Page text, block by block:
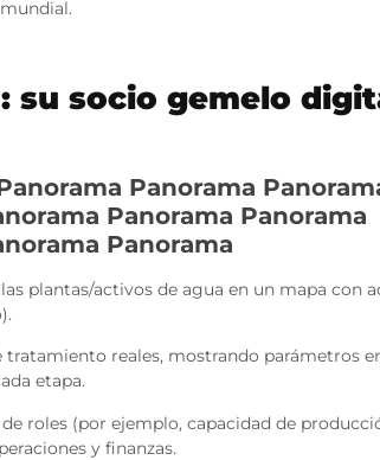
su socio gemelo
Panorama
Panorama Panorama
Panorama
plantas/activos de agua en un mapa con
tratamiento reales, mostrando parámetros
etapa.
roles (por ejemplo, capacidad de
y finanzas.